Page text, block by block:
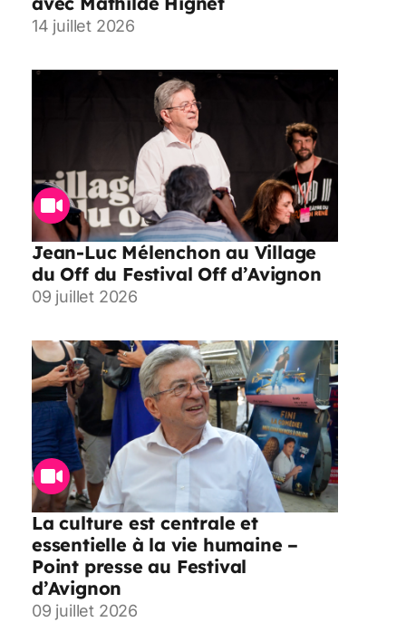
14 juillet 2026
Jean-Luc Mélenchon au Village
du Off du Festival Off d’Avignon
09 juillet 2026
La culture est centrale et
essentielle à la vie humaine –
Point presse au Festival
d’Avignon
09 juillet 2026